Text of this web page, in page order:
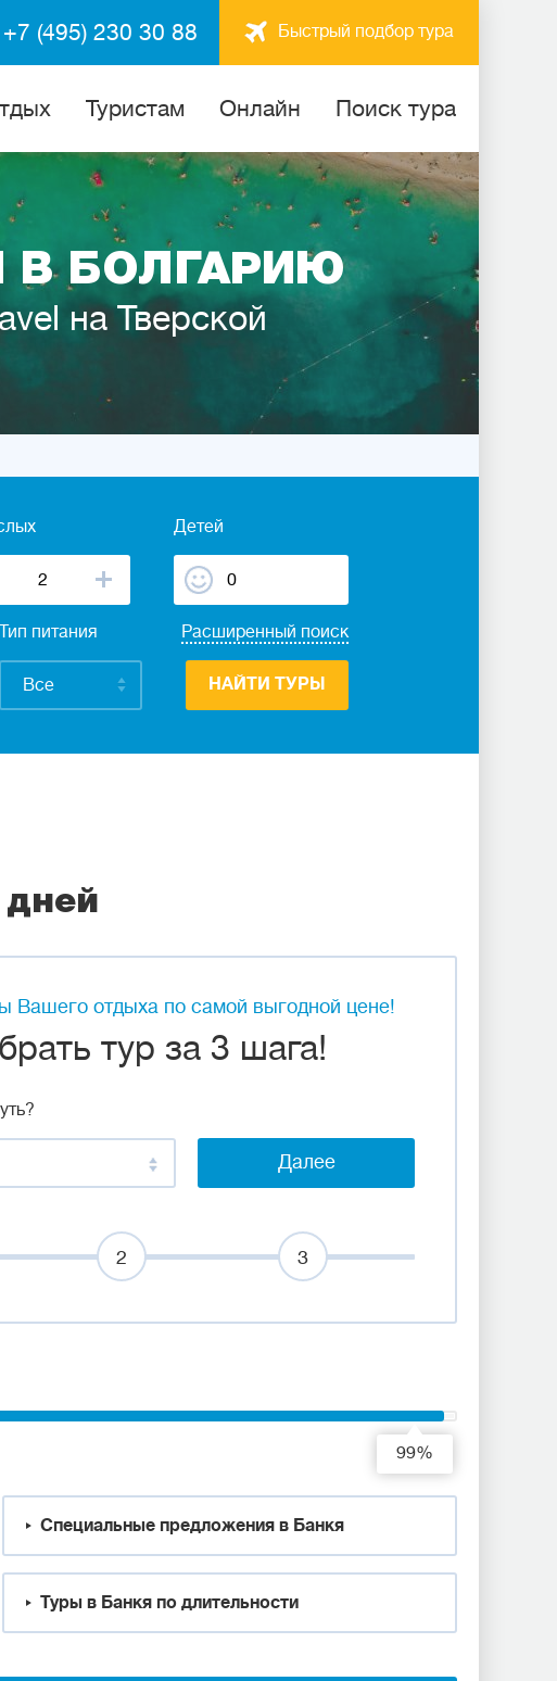
Быстрый подбор тура
+7 (495) 230 30 88
Туристам Онлайн Поиск тура
БОЛГАРИЮ
на Тверской
Детей
Тип питания
Все
Расширенный поиск
НАЙТИ ТУРЫ
Вашего отдыха по самой выгодной цене!
тур за 3 шага!
Далее
2 3
99%
Специальные предложения в Банкя
Туры в Банкя по длительности